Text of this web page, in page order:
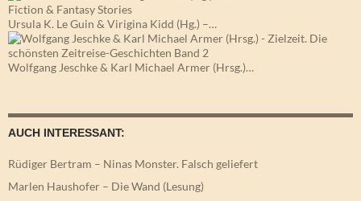
Ursula K. Le Guin & Virigina Kidd (Hg.) –…
Wolfgang Jeschke & Karl Michael Armer (Hrsg.)…
AUCH INTERESSANT:
Rüdiger Bertram – Ninas Monster. Falsch geliefert
Marlen Haushofer – Die Wand (Lesung)